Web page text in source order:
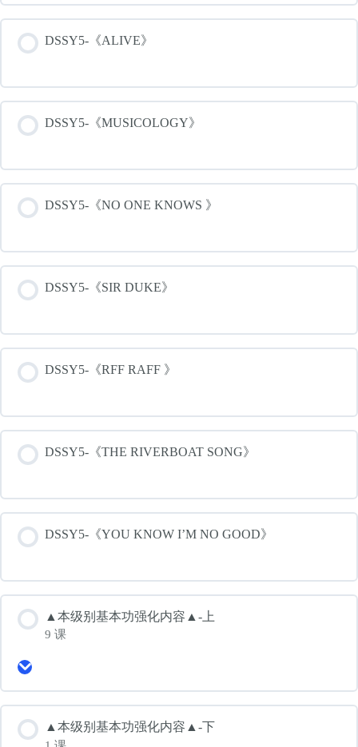
DSSY5-《ALIVE》
DSSY5-《MUSICOLOGY》
DSSY5-《NO ONE KNOWS 》
DSSY5-《SIR DUKE》
DSSY5-《RFF RAFF 》
DSSY5-《THE RIVERBOAT SONG》
DSSY5-《YOU KNOW I’M NO GOOD》
▲本级别基本功强化内容▲-上
9 课
级
基
▲本级别基本功强化内容▲-下